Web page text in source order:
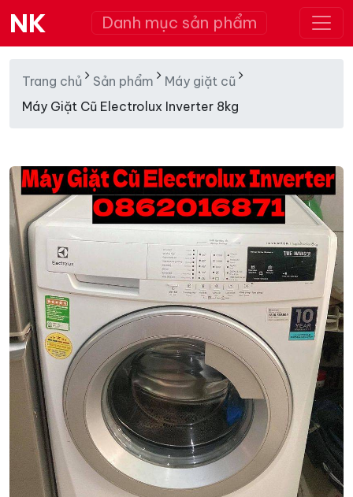
NK Danh mục sản phẩm
Trang chủ Sản phẩm
Máy giặt cũ
Máy Giặt Cũ Electrolux Inverter 8kg